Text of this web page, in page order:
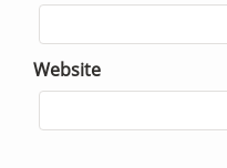
Website